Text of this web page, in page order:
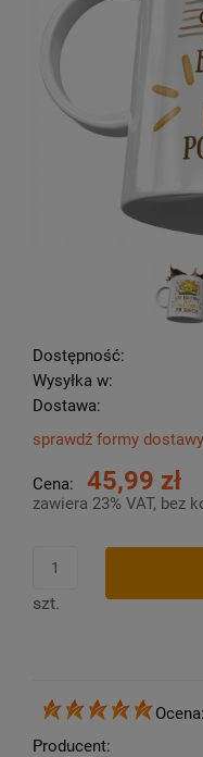
Dostępność:
Wysyłka w:
Dostawa:
Cena nie zawiera
sprawdź formy dostawy
Cena: 45,99 zł
zawiera 23% VAT, bez
szt.
Ocena:
Producent: